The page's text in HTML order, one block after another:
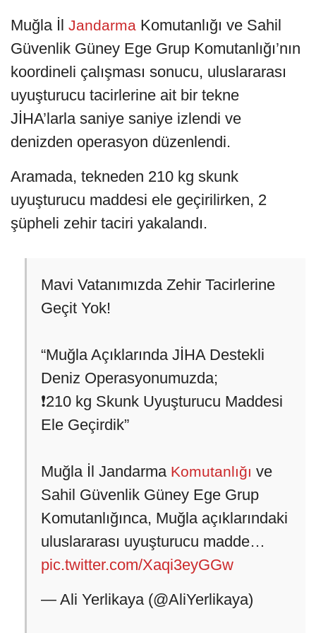
Muğla İl Jandarma Komutanlığı ve Sahil
Güvenlik Güney Ege Grup Komutanlığı’nın
koordineli çalışması sonucu, uluslararası
uyuşturucu tacirlerine ait bir tekne
JİHA’larla saniye saniye izlendi ve
denizden operasyon düzenlendi.
Aramada, tekneden 210 kg skunk
uyuşturucu maddesi ele geçirilirken, 2
şüpheli zehir taciri yakalandı.
Mavi Vatanımızda Zehir Tacirlerine
Geçit Yok!
“Muğla Açıklarında JİHA Destekli
Deniz Operasyonumuzda;
❗️210 kg Skunk Uyuşturucu Maddesi
Ele Geçirdik”
Muğla İl Jandarma Komutanlığı ve
Sahil Güvenlik Güney Ege Grup
Komutanlığınca, Muğla açıklarındaki
uluslararası uyuşturucu madde…
pic.twitter.com/Xaqi3eyGGw
— Ali Yerlikaya (@AliYerlikaya)